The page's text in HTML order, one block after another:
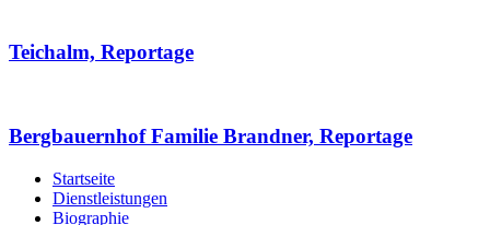
Teichalm, Reportage
Bergbauernhof Familie Brandner, Reportage
Startseite
Dienstleistungen
Biographie